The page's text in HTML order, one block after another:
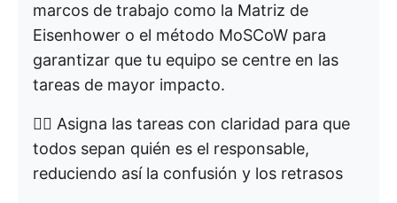
marcos de trabajo como la Matriz de
Eisenhower o el método MoSCoW para
garantizar que tu equipo se centre en las
tareas de mayor impacto.
👍🏾 Asigna las tareas con claridad para que
todos sepan quién es el responsable,
reduciendo así la confusión y los retrasos